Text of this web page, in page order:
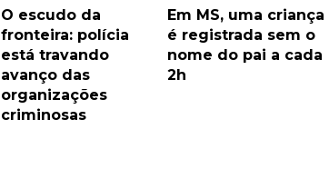
O escudo da
fronteira: polícia
está travando
avanço das
organizações
criminosas
Em MS, uma criança
é registrada sem o
nome do pai a cada
2h